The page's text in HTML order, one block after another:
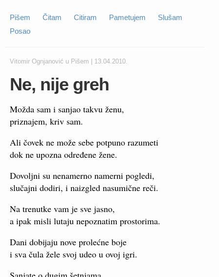
Pišem Čitam Citiram Pametujem
Slušam
Posao
Vitomir Ognjanović u Pišem 13.04.2010.
Ne, nije greh
Možda sam i sanjao takvu ženu,
priznajem, kriv sam.
Ali čovek ne može sebe potpuno razumeti
dok ne upozna određene žene.
Dovoljni su nenamerno namerni pogledi,
slučajni dodiri, i naizgled nasumične reči.
Na trenutke vam je sve jasno,
a ipak misli lutaju nepoznatim prostorima.
Dani dobijaju nove prolećne boje
i sva čula žele svoj udeo u ovoj igri.